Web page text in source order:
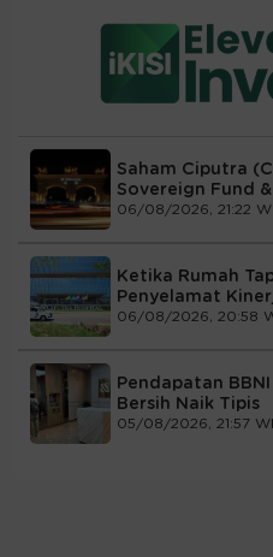
Saham Ciputra
Sovereign Fund
06/08/2026, 21:22
Ketika Rumah
Penyelamat
06/08/2026, 20:58
Pendapatan
Bersih Naik Tipis
05/08/2026, 21:57